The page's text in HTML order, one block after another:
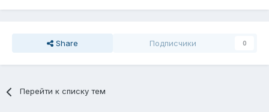
Share Подписчики 0
Перейти к списку тем